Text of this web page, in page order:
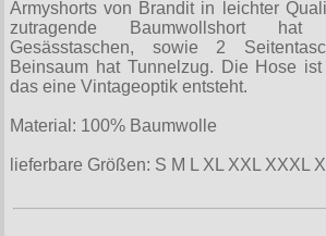
Männerhosen
Männerjacken &
Männermäntel
Männershirts kurzam
Männershirts
Mittelalter
Verschiedenes
Ohrhänger
Rune Charms
für die Beine
für die Haare
Brandit
Burleska
Cup Cake Cult
M
L
XL
XXXL
XXXXL
Festivals
Wave Gotik Treffen
Kleidung
Warenkorb ( 0 |
--------------
Social Media:
Armyshorts von Brandit in leichter
zutragende Baumwollshort hat
Gesässtaschen, sowie 2
Beinsaum hat Tunnelzug. Die Hose
das eine Vintageoptik entsteht.
Material: 100% Baumwolle
lieferbare Größen: S M L XL XXL XXXL